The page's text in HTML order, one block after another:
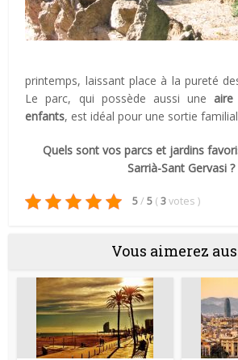
printemps, laissant place à la pureté
Le parc, qui possède aussi une
enfants, est idéal pour une sortie
Quels sont vos parcs et jardins
Sarrià-Sant Gervasi ?
5/ 5 (3votes )
Vous aimerez